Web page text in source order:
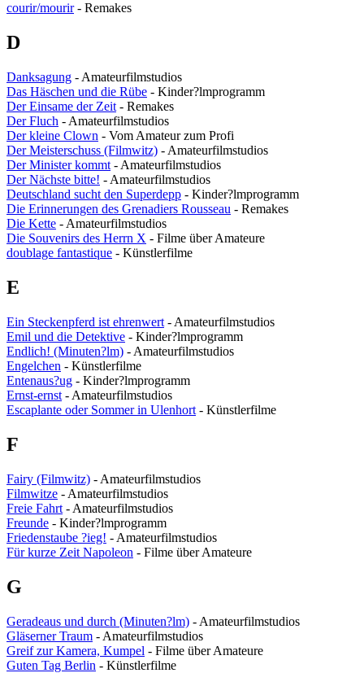
courir/mourir- Remakes
D
Danksagung - Amateurfilmstudios
Das Häschen und die Rübe - Kinder?lmprogramm
Der Einsame der Zeit - Remakes
Der Fluch - Amateurfilmstudios
Der kleine Clown - Vom Amateur zum Profi
Der Meisterschuss (Filmwitz) - Amateurfilmstudios
Der Minister kommt - Amateurfilmstudios
Der Nächste bitte! - Amateurfilmstudios
Deutschland sucht den Superdepp - Kinder?lmprogramm
Die Erinnerungen des Grenadiers Rousseau - Remakes
Die Kette - Amateurfilmstudios
Die Souvenirs des Herrn X - Filme über Amateure
doublage fantastique - Künstlerfilme
E
Ein Steckenpferd ist ehrenwert - Amateurfilmstudios
Emil und die Detektive - Kinder?lmprogramm
Endlich! (Minuten?lm) - Amateurfilmstudios
Engelchen - Künstlerfilme
Entenaus?ug - Kinder?lmprogramm
Ernst-ernst - Amateurfilmstudios
Escaplante oder Sommer in Ulenhort - Künstlerfilme
F
Fairy (Filmwitz) - Amateurfilmstudios
Filmwitze - Amateurfilmstudios
Freie Fahrt - Amateurfilmstudios
Freunde - Kinder?lmprogramm
Friedenstaube ?ieg! - Amateurfilmstudios
Für kurze Zeit Napoleon - Filme über Amateure
G
Geradeaus und durch (Minuten?lm) - Amateurfilmstudios
Gläserner Traum - Amateurfilmstudios
Greif zur Kamera, Kumpel - Filme über Amateure
Guten Tag Berlin - Künstlerfilme